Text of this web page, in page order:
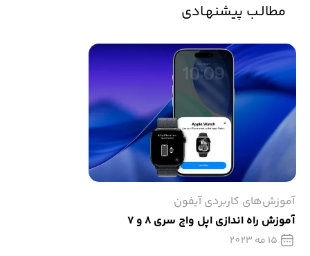
مطالـب پیشنهـادی
آموزش‌های کاربردی آیفون
آموزش راه اندازی اپل واچ سری 8 و 7
15 مه 2023